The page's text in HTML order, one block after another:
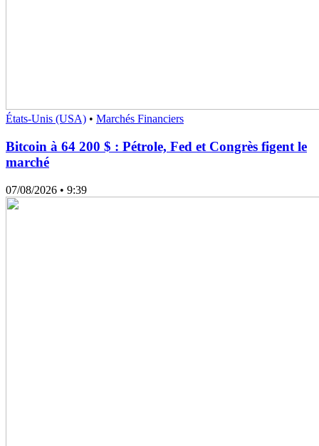
États-Unis (USA) • Marchés Financiers
Bitcoin à 64 200 $ : Pétrole, Fed et Congrès figent le
marché
07/08/2026 • 9:39